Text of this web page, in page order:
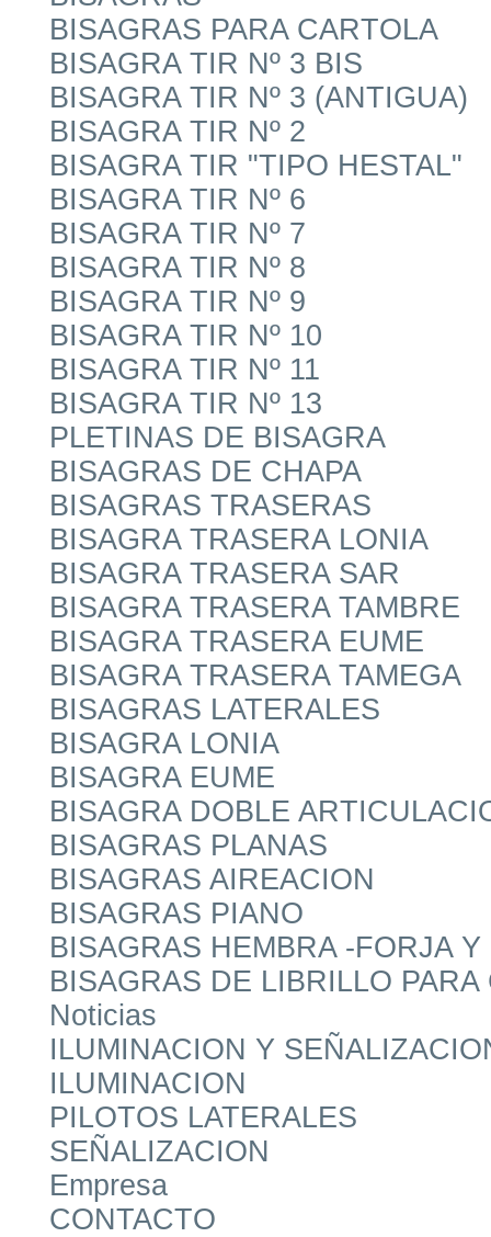
BISAGRAS PARA CARTOLA
BISAGRA TIR Nº 3 BIS
BISAGRA TIR Nº 3 (ANTIGUA)
BISAGRA TIR Nº 2
BISAGRA TIR "TIPO HESTAL"
BISAGRA TIR Nº 6
BISAGRA TIR Nº 7
BISAGRA TIR Nº 8
BISAGRA TIR Nº 9
BISAGRA TIR Nº 10
BISAGRA TIR Nº 11
BISAGRA TIR Nº 13
PLETINAS DE BISAGRA
BISAGRAS DE CHAPA
BISAGRAS TRASERAS
BISAGRA TRASERA LONIA
BISAGRA TRASERA SAR
BISAGRA TRASERA TAMBRE
BISAGRA TRASERA EUME
BISAGRA TRASERA TAMEGA
BISAGRAS LATERALES
BISAGRA LONIA
BISAGRA EUME
BISAGRA DOBLE
BISAGRAS PLANAS
BISAGRAS AIREACION
BISAGRAS PIANO
BISAGRAS HEMBRA -FORJA
BISAGRAS DE LIBRILLO PARA
Noticias
ILUMINACION Y
ILUMINACION
PILOTOS LATERALES
SEÑALIZACION
Empresa
CONTACTO